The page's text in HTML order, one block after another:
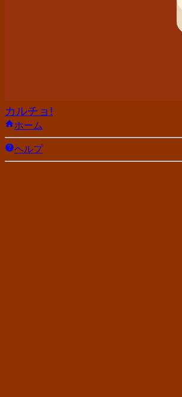
カルチョ!
ホーム
ヘルプ